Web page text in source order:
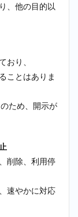
、他の目的以
おり、
ことはありま
ため、開示が
削除、利用停
速やかに対応